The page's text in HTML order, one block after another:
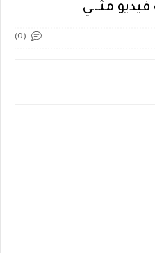
فيديو مثـ.ـي
(0)